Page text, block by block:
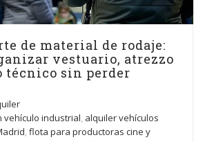
de material de rodaje:
vestuario, atrezzo
técnico sin perder
vehículo industrial, alquiler vehículos
, flota para productoras cine y